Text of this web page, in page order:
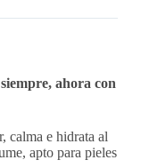
ahora con
calma e hidrata al
apto para pieles